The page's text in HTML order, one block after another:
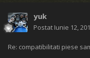
yuk
Postat Iunie 12,
Re: compatibilitati piese